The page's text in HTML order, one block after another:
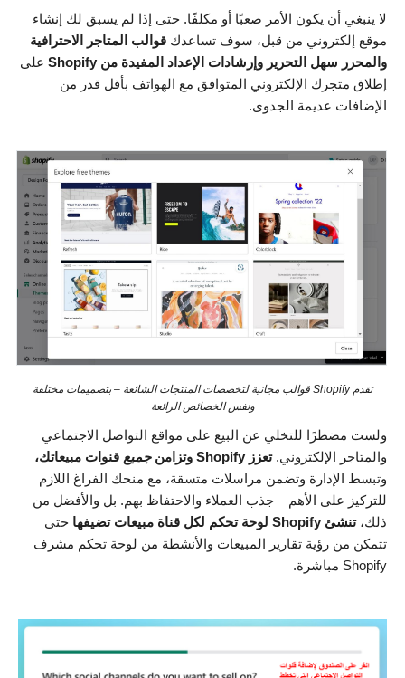
لا ينبغي أن يكون الأمر صعبًا أو مكلفًا. حتى إذا لم يسبق لك إنشاء
موقع إلكتروني من قبل، سوف تساعدك قوالب المتاجر الاحترافية
والمحرر سهل التحرير وإرشادات الإعداد المفيدة من Shopify
على
إطلاق متجرك الإلكتروني المتوافق مع الهواتف بأقل قدر من
الإضافات عديمة الجدوى.
تقدم Shopify قوالب مجانية لتخصصات المنتجات الشائعة – بتصميمات مختلفة
ونفس الخصائص الرائعة
ولست مضطرًا للتخلي عن البيع على مواقع التواصل الاجتماعي
والمتاجر الإلكتروني.تعزز Shopify وتزامن جميع قنوات مبيعاتك،
وتبسط الإدارة وتضمن مراسلات متسقة، مع منحك الفراغ اللازم
للتركيز على الأهم – جذب العملاء والاحتفاظ بهم. بل والأفضل من
ذلك،تنشئ Shopify لوحة تحكم لكل قناة مبيعات تضيفها
حتى
تتمكن من رؤية تقارير المبيعات والأنشطة من لوحة تحكم مشرف
Shopify مباشرة.